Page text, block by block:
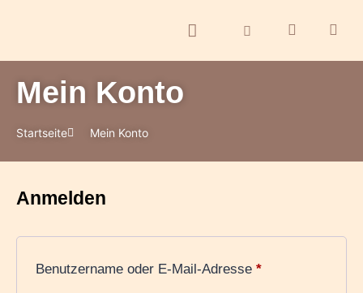
Mein Konto
Startseite Mein Konto
Anmelden
Benutzername oder E-Mail-Adresse *